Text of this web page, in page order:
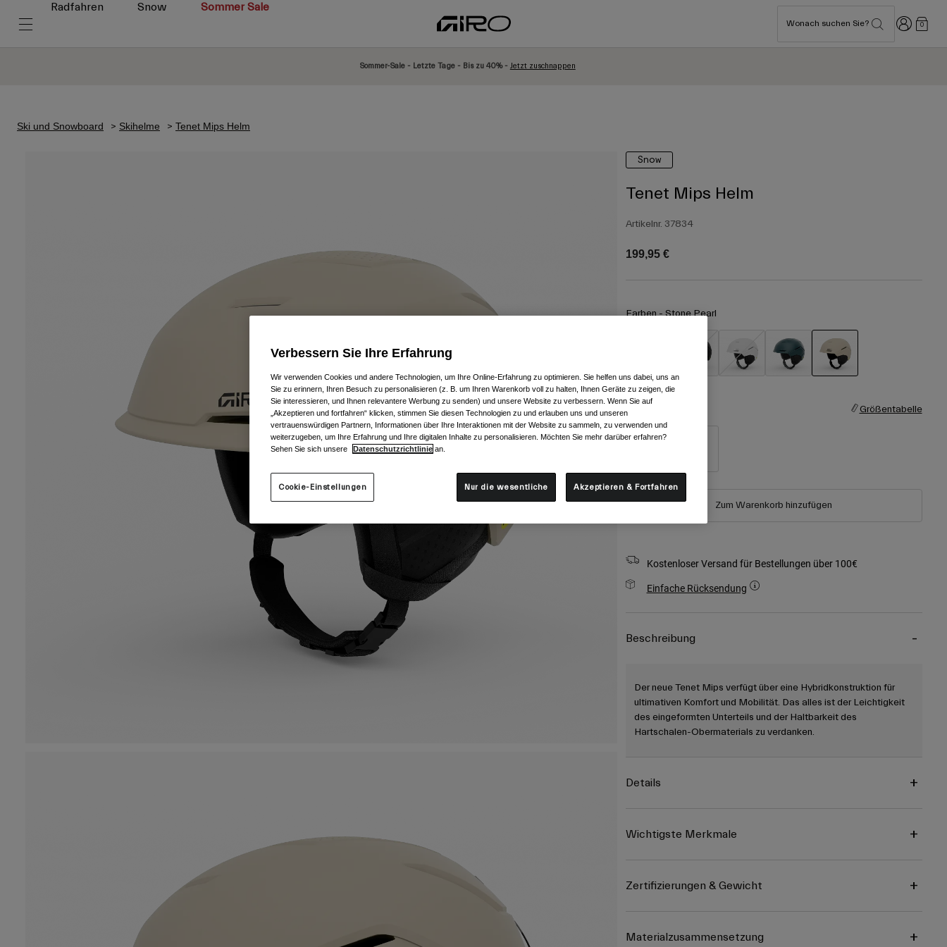
Radfahren Snow Sommer Sale
Wonach suchen Sie? Anmelden
0
Sommer-Sale - Letzte Tage - Bis zu 40% - Jetzt zuschnappen
Ski und Snowboard Skihelme Tenet Mips Helm
Snow
Tenet Mips Helm
Artikelnr. 37834
199,95 €
Farben -Stone Pearl
Größe Größentabelle
Zum Warenkorb hinzufügen
Kostenloser Versand für Bestellungen über 100€
Einfache Rücksendung
Beschreibung
Der neue Tenet Mips verfügt über eine Hybridkonstruktion für
ultimativen Komfort und Mobilität. Das alles ist der Leichtigkeit
des eingeformten Unterteils und der Haltbarkeit des
Hartschalen-Obermaterials zu verdanken.
Details
Wichtigste Merkmale
Zertifizierungen & Gewicht
Materialzusammensetzung
Verbessern Sie Ihre Erfahrung
Wir verwenden Cookies und andere Technologien, um Ihre Online-Erfahrung zu optimieren. Sie helfen uns dabei, uns an
Sie zu erinnern, Ihren Besuch zu personalisieren (z. B. um Ihren Warenkorb voll zu halten, Ihnen Geräte zu zeigen, die
Sie interessieren, und Ihnen relevantere Werbung zu senden) und unsere Website zu verbessern. Wenn Sie auf
„Akzeptieren und fortfahren“ klicken, stimmen Sie diesen Technologien zu und erlauben uns und unseren
vertrauenswürdigen Partnern, Informationen über Ihre Interaktionen mit der Website zu sammeln, zu verwenden und
weiterzugeben, um Ihre Erfahrung und Ihre digitalen Inhalte zu personalisieren. Möchten Sie mehr darüber erfahren?
Sehen Sie sich unsere
Datenschutzrichtlinie an.
Cookie-Einstellungen Nur die wesentliche Akzeptieren & Fortfahren